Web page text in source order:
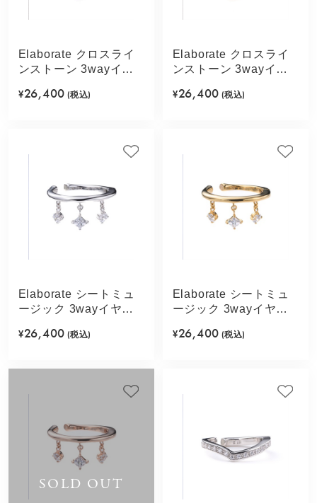
Elaborate クロスライ
ンストーン 3wayイヤ
¥26,400 (税込)
Elaborate クロスライ
ンストーン 3wayイヤ
¥26,400 (税込)
Elaborate シートミュ
ージック 3wayイヤカ
¥26,400 (税込)
Elaborate シートミュ
ージック 3wayイヤカ
¥26,400 (税込)
SOLD OUT